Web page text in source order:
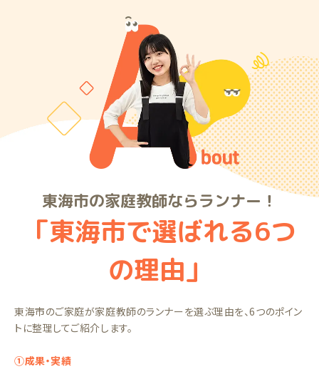
東海市の家庭教師ならランナー！
「東海市で選ばれる6つ
の理由」
東海市のご家庭が家庭教師のランナーを選ぶ理由を、6つのポイン
トに整理してご紹介します。
①成果・実績